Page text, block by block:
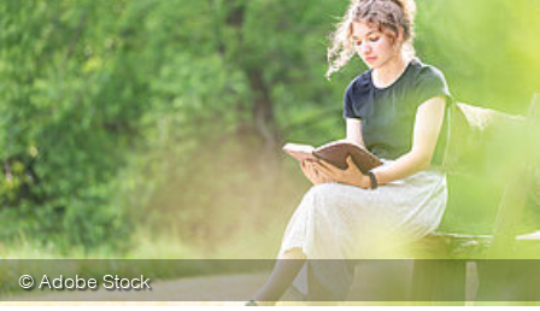
© Adobe Stock